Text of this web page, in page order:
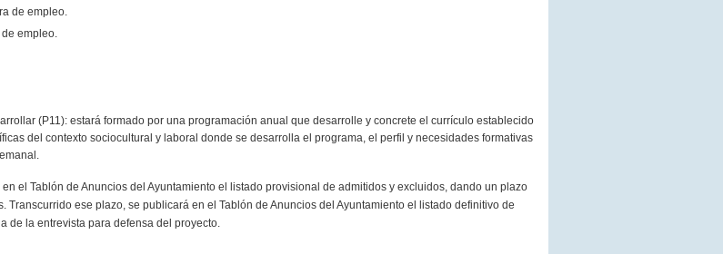
de empleo.
empleo.
(P11): estará formado por una programación anual que desarrolle y concrete el currículo establecido
del contexto sociocultural y laboral donde se desarrolla el programa, el perfil y necesidades formativas
el Tablón de Anuncios del Ayuntamiento el listado provisional de admitidos y excluidos, dando un plazo
ese plazo, se publicará en el Tablón de Anuncios del Ayuntamiento el listado definitivo de
de la entrevista para defensa del proyecto.